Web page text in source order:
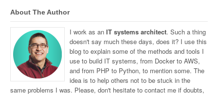
About The Author
I work as anIT systems architect. Such a thing
doesn't say much these days, does it? I use this
blog to explain some of the methods and tools I
use to build IT systems, from Docker to AWS,
and from PHP to Python, to mention some. The
idea is to help others not to be stuck in the
same problems I was. Please, don't hesitate to contact me if doubts,